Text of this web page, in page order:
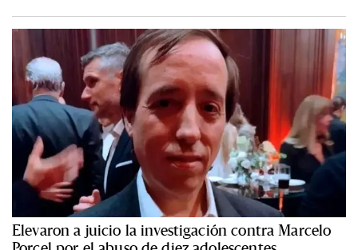
Elevaron a juicio la investigación contra Marcelo